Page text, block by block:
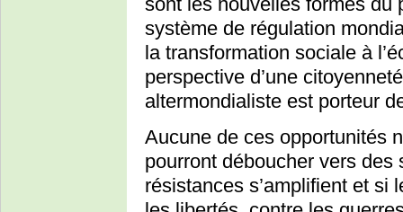
système de régulation
la transformation sociale à
perspective d’une
altermondialiste est porteur
Aucune de ces opportunités
pourront déboucher vers
résistances s’amplifient et si